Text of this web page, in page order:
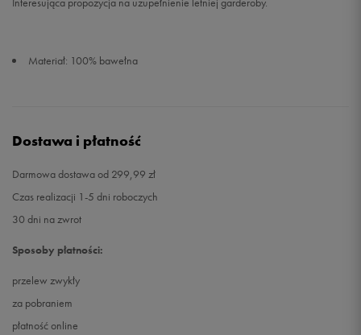
Materiał: 100% bawełna
Dostawa i płatność
Darmowa dostawa od 299,99 zł
Czas realizacji 1-5 dni roboczych
30 dni na zwrot
Sposoby płatności:
przelew zwykły
za pobraniem
płatność online